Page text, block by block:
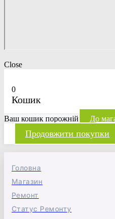
Close
0
Кошик
Ваш кошик порожній До
Продовжити покупки
Головна
Магазин
Ремонт
Статус Ремонту